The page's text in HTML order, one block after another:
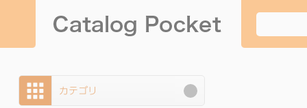
カテゴリ